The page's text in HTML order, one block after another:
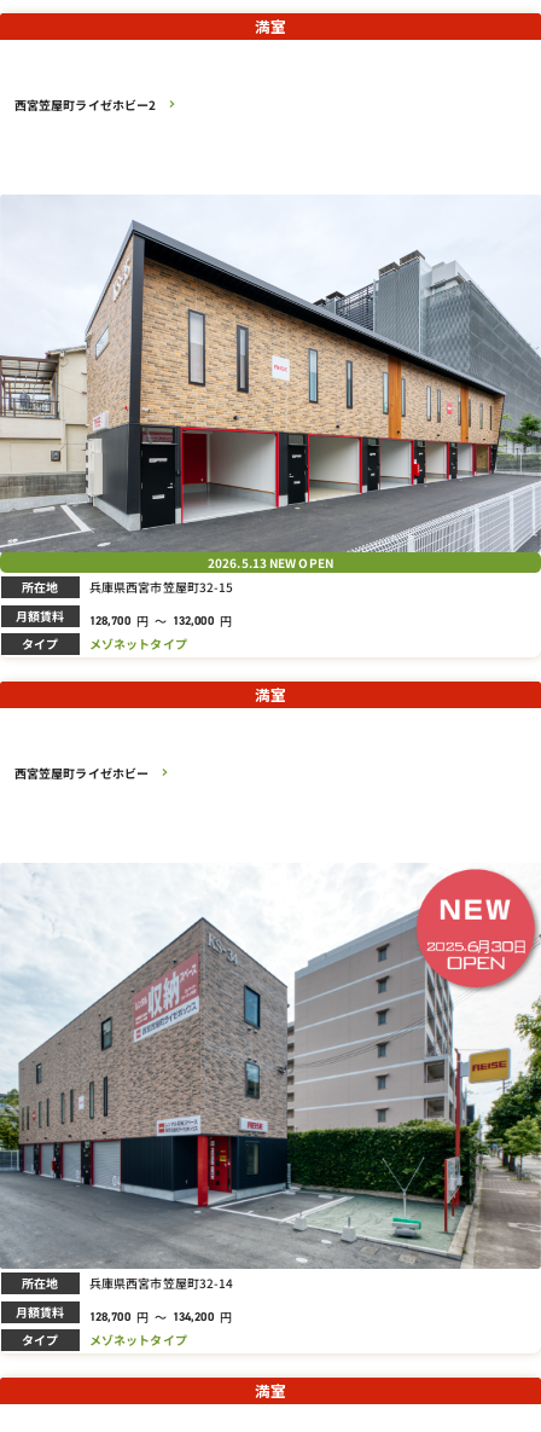
西宮笠屋町ライゼホビー2
満室
2026.5.13NEW OPEN
所在地 兵庫県西宮市笠屋町32-15
月額賃料 128,700 円 ～ 132,000 円
タイプ メゾネットタイプ
西宮笠屋町ライゼホビー
満室
所在地 兵庫県西宮市笠屋町32-14
月額賃料 128,700 円 ～ 134,200 円
タイプ メゾネットタイプ
満室